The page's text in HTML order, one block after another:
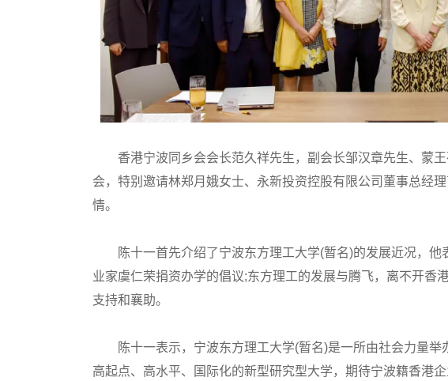
香港宁波同乡会会长范久祥先生，副会长邹汉章先生、蒙王
会，特别邀请林郑月娥女士、永新投资控股有限公司董事总经
情。
陈十一首先介绍了宁波东方理工大学(暂名)的发展近况，他
业家虞仁荣捐资办学的倡议;东方理工的发展与腾飞，离不开香
支持和襄助。
陈十一表示，宁波东方理工大学(暂名)是一所由社会力量举
高起点、高水平、国际化的新型研究型大学，期待宁波籍香港